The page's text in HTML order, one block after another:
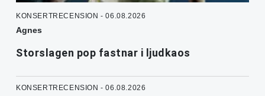
KONSERTRECENSION - 06.08.2026
Agnes
Storslagen pop fastnar i ljudkaos
KONSERTRECENSION - 06.08.2026